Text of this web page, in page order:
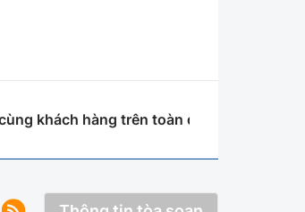
khách hàng trên toàn quốc với giải